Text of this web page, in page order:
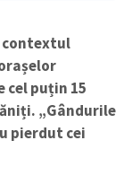
contextul
cel puțin 15
„Gândurile
pierdut cei